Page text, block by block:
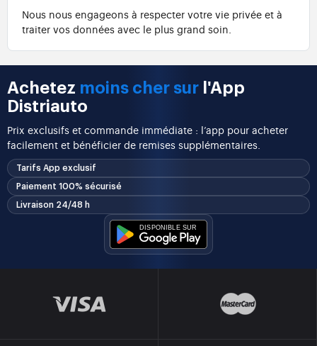
Nous nous engageons à respecter votre vie privée et à
traiter vos données avec le plus grand soin.
Achetez moins cher sur l'App
Distriauto
Prix exclusifs et commande immédiate : l’app pour acheter
facilement et bénéficier de remises supplémentaires.
Tarifs App exclusif
Paiement 100% sécurisé
Livraison 24/48 h